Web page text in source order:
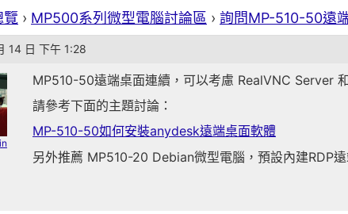
覽 › MP500系列微型電腦討論區 › 詢問MP-510-50遠
14 日 下午 1:28
MP510-50遠端桌面連續，可以考慮 RealVNC Server
請參考下面的主題討論：
MP-510-50如何安裝anydesk遠端桌面軟體
另外推薦 MP510-20 Debian微型電腦，預設內建RDP